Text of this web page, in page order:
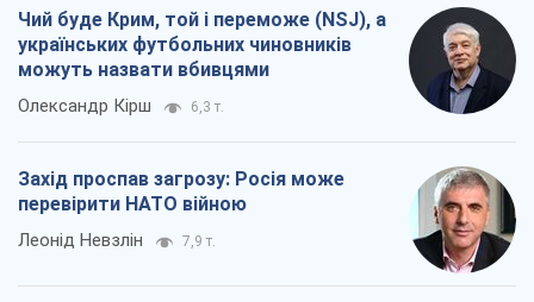
Чий буде Крим, той і переможе (NSJ), а
українських футбольних чиновників
можуть назвати вбивцями
Олександр Кірш 6,3 т.
Захід проспав загрозу: Росія може
перевірити НАТО війною
Леонід Невзлін 7,9 т.